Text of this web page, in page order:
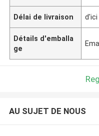
Délai de livraison
Détails d'emballa
ge
AU SUJET DE NOUS